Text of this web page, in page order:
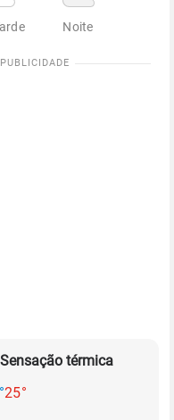
Noite
Sensação térmica
25°